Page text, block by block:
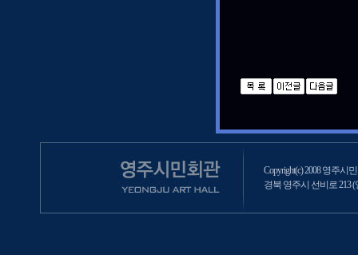
Copyright(c) 2008 영주시
경북 영주시 선비로 213 (